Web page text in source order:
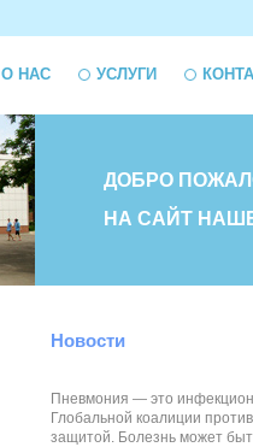
О НАС УСЛУГИ
ДОБРО
НА САЙТ
Новости
Пневмония — это
Глобальной коалиции
защитой. Болезнь может